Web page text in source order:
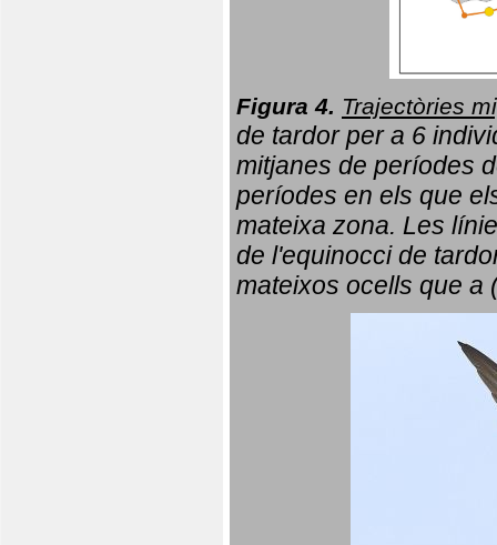
Figura 4. Trajectòries
de tardor per a 6
mitjanes de períodes
períodes en els que
mateixa zona. Les
de l'equinocci de
mateixos ocells que a